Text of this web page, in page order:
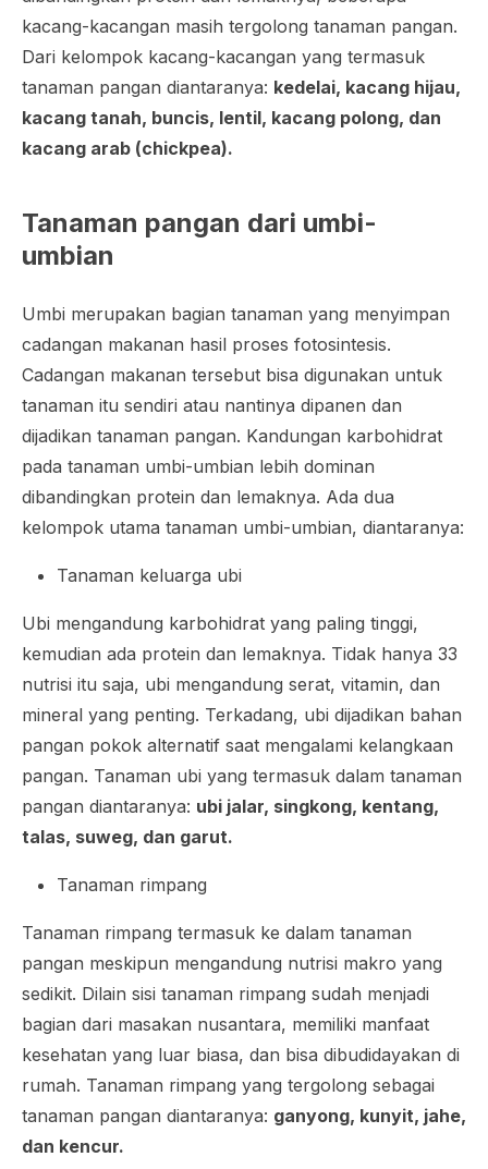
kacang-kacangan masih tergolong tanaman pangan.
Dari kelompok kacang-kacangan yang termasuk
tanaman pangan diantaranya: kedelai, kacang hijau,
kacang tanah, buncis, lentil, kacang polong, dan
kacang arab (chickpea).
Tanaman pangan dari umbi-
umbian
Umbi merupakan bagian tanaman yang menyimpan
cadangan makanan hasil proses fotosintesis.
Cadangan makanan tersebut bisa digunakan untuk
tanaman itu sendiri atau nantinya dipanen dan
dijadikan tanaman pangan. Kandungan karbohidrat
pada tanaman umbi-umbian lebih dominan
dibandingkan protein dan lemaknya. Ada dua
kelompok utama tanaman umbi-umbian, diantaranya:
Tanaman keluarga ubi
Ubi mengandung karbohidrat yang paling tinggi,
kemudian ada protein dan lemaknya. Tidak hanya 33
nutrisi itu saja, ubi mengandung serat, vitamin, dan
mineral yang penting. Terkadang, ubi dijadikan bahan
pangan pokok alternatif saat mengalami kelangkaan
pangan. Tanaman ubi yang termasuk dalam tanaman
pangan diantaranya: ubi jalar, singkong, kentang,
talas, suweg, dan garut.
Tanaman rimpang
Tanaman rimpang termasuk ke dalam tanaman
pangan meskipun mengandung nutrisi makro yang
sedikit. Dilain sisi tanaman rimpang sudah menjadi
bagian dari masakan nusantara, memiliki manfaat
kesehatan yang luar biasa, dan bisa dibudidayakan di
rumah. Tanaman rimpang yang tergolong sebagai
tanaman pangan diantaranya: ganyong, kunyit, jahe,
dan kencur.